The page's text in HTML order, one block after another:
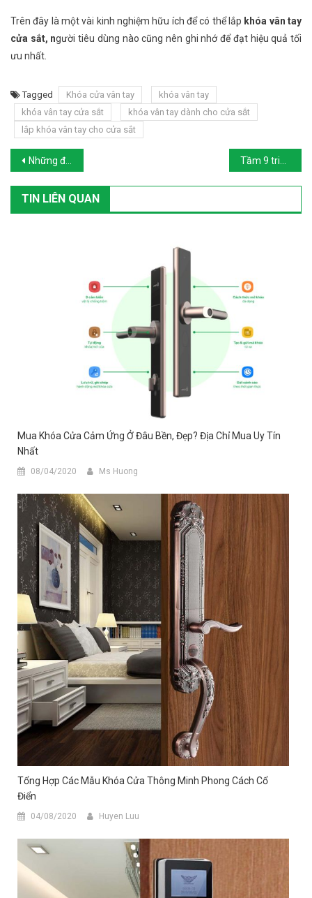
Trên đây là một vài kinh nghiệm hữu ích để có thể lắp khóa vân tay
cửa sắt, người tiêu dùng nào cũng nên ghi nhớ để đạt hiệu quả tối
ưu nhất.
Tagged Khóa cửa vân tay
khóa vân tay
khóa vân tay cửa sắt
khóa vân tay dành cho cửa sắt
lắp khóa vân tay cho cửa sắt
Post navigation
Những điều bạn phải biết trước khi lắp đặt khóa cửa từ cảm ứng
TIN LIÊN QUAN
Mua Khóa Cửa Cảm Ứng Ở Đâu Bền, Đẹp? Địa Chỉ Mua Uy Tín
Nhất
08/04/2020 Ms Huong
Tổng Hợp Các Mẫu Khóa Cửa Thông Minh Phong Cách Cổ
Điển
04/08/2020 Huyen Luu